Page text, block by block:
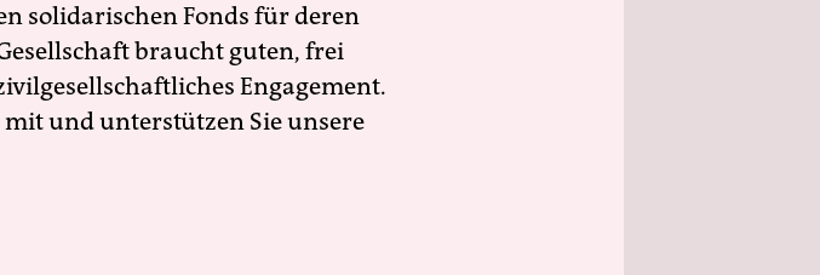
solidarischen Fonds für deren
braucht guten, frei
Engagement.
mit und unterstützen Sie unsere